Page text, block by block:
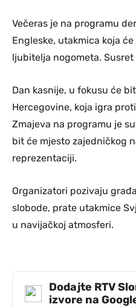
Večeras je na programu
Engleske, utakmica koja
ljubitelja nogometa. Susret
Dan kasnije, u fokusu će
Hercegovine, koja igra
Zmajeva na programu je
bit će mjesto zajedničkog
reprezentaciji.
Organizatori pozivaju
slobode, prate utakmice
u navijačkoj atmosferi.
Dodajte RTV
izvore na